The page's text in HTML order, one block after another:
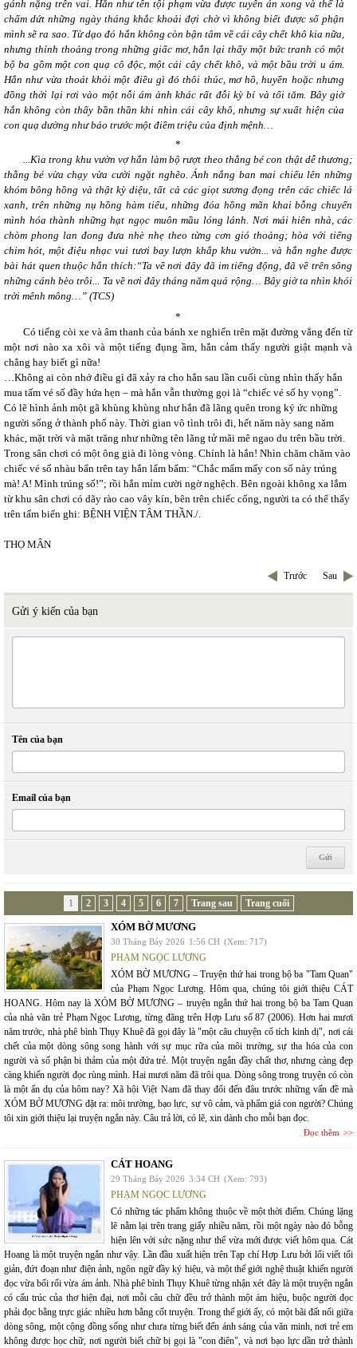
gánh nặng trên vai. Hắn như tên tội phạm vừa được tuyên án xong và thế là
chấm dứt những ngày tháng khắc khoải đợi chờ vì không biết được số phận
mình sẽ ra sao. Từ dạo đó hắn không còn bận tâm về cái cây chết khô kia nữa,
nhưng thỉnh thoảng trong những giấc mơ, hắn lại thấy một bức tranh có một
bộ ba gồm một con quạ cô độc, một cái cây chết khô, và một bầu trời u ám.
Hắn như vừa thoát khỏi một điều gì đó thôi thúc, mơ hồ, huyền hoặc nhưng
đồng thời lại rơi vào một nỗi ám ảnh khác rất đỗi kỳ bí và tối tăm. Bây giờ
hắn không còn thấy bần thần khi nhìn cái cây khô, nhưng sự xuất hiện của
con quạ dường như báo trước một điềm triệu của định mệnh…
*
...Kìa trong khu vườn vợ hắn làm bộ rượt theo thằng bé con thật dễ thương;
thằng bé vừa chạy vừa cười ngặt nghẽo. Ánh nắng ban mai chiếu lên những
khóm bông hồng và thật kỳ diệu, tất cả các giọt sương đọng trên các chiếc lá
xanh, trên những nụ hồng hàm tiếu, những đóa hồng mãn khai bỗng chuyển
mình hóa thành những hạt ngọc muôn mầu lóng lánh. Nơi mái hiên nhà, các
chòm phong lan đong đưa nhè nhẹ theo từng cơn gió thoảng; hòa với tiếng
chim hót, một điệu nhạc vui tươi bay lượn khắp khu vườn... và hắn nghe được
bài hát quen thuộc hắn thích:“Ta về nơi đây đã im tiếng động, đã về trên sông
những cánh bèo trôi... Ta về nơi đây tháng năm quá rộng… Bây giờ ta nhìn khói
trời mênh mông…” (TCS)
*
Có tiếng còi xe và âm thanh của bánh xe nghiến trên mặt đường vẳng đến từ
một nơi nào xa xôi và một tiếng đụng ầm, hắn cảm thấy người giật mạnh và
chẳng hay biết gì nữa!
…Không ai còn nhớ điều gì đã xảy ra cho hắn sau lần cuối cùng nhìn thấy hắn
mua tấm vé số đầy hứa hẹn – mà hắn vẫn thường gọi là “chiếc vé số hy vọng”.
Có lẽ hình ảnh một gã khùng khùng như hắn đã lãng quên trong ký ức những
người sống ở thành phố này. Thời gian vô tình trôi đi, hết năm này sang năm
khác, mặt trời và mặt trăng như những tên lãng tử mãi mê ngao du trên bầu trời.
Trong sân chơi có một ông già đi lòng vòng. Chính là hắn! Nhìn chăm chăm vào
chiếc vé số nhàu bẩn trên tay hắn lẩm bẩm: “Chắc mẩm mấy con số này trúng
mà! A! Mình trúng số!”; rồi hắn mỉm cười ngờ nghệch. Bên ngoài không xa lắm
từ khu sân chơi có dãy rào cao vây kín, bên trên chiếc cổng, người ta có thể thấy
trên tấm biển ghi: BỆNH VIỆN TÂM THẦN./.
THỌ MÂN
Trước Sau
Gửi ý kiến của bạn
Tên của bạn
Email của bạn
1 2 3 4 5 6 7 Trang sau Trang cuối
XÓM BỜ MƯƠNG
30 Tháng Bảy 2026 1:56 CH (Xem: 717)
PHẠM NGỌC LƯƠNG
XÓM BỜ MƯƠNG – Truyện thứ hai trong bộ ba "Tam Quan"
của Phạm Ngọc Lương. Hôm qua, chúng tôi giới thiệu CÁT
HOANG. Hôm nay là XÓM BỜ MƯƠNG – truyện ngắn thứ hai trong bộ ba Tam Quan
của nhà văn trẻ Phạm Ngọc Lương, từng đăng trên Hợp Lưu số 87 (2006). Hơn hai mươi
năm trước, nhà phê bình Thụy Khuê đã gọi đây là "một câu chuyện cổ tích kinh dị", nơi cái
chết của một dòng sông song hành với sự mục rữa của môi trường, sự tha hóa của con
người và số phận bi thảm của một đứa trẻ. Một truyện ngắn đầy chất thơ, nhưng càng đẹp
càng khiến người đọc rùng mình. Hai mươi năm đã trôi qua. Dòng sông trong truyện có còn
là một ẩn dụ của hôm nay? Xã hội Việt Nam đã thay đổi đến đâu trước những vấn đề mà
XÓM BỜ MƯƠNG đặt ra: môi trường, bạo lực, sự vô cảm, và phẩm giá con người? Chúng
tôi xin giới thiệu lại truyện ngắn này. Câu trả lời, có lẽ, xin dành cho mỗi bạn đọc.
Đọc thêm
CÁT HOANG
29 Tháng Bảy 2026 3:34 CH (Xem: 793)
PHẠM NGỌC LƯƠNG
Có những tác phẩm không thuộc về một thời điểm. Chúng lặng
lẽ nằm lại trên trang giấy nhiều năm, rồi một ngày nào đó bỗng
hiện lên với sức nặng như thể vừa mới được viết hôm qua. Cát
Hoang là một truyện ngắn như vậy. Lần đầu xuất hiện trên Tạp chí Hợp Lưu bởi lối viết tối
giản, đứt đoạn như điện ảnh, ngôn ngữ đầy ký hiệu, và một thế giới nghệ thuật khiến người
đọc vừa bối rối vừa ám ảnh. Nhà phê bình Thụy Khuê từng nhận xét đây là một truyện ngắn
có cấu trúc của thơ hiện đại, nơi mỗi câu chữ đều trở thành một ám hiệu, buộc người đọc
phải đọc bằng trực giác nhiều hơn bằng cốt truyện. Trong thế giới ấy, có một bãi đất nổi giữa
dòng sông, một cộng đồng sống như chưa từng biết đến ánh sáng của văn minh, nơi trẻ em
không được học chữ, nơi người biết chữ bị gọi là "con điên", và nơi bạo lực dần trở thành